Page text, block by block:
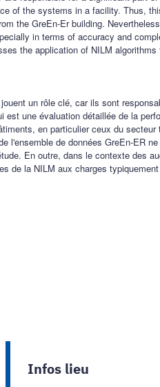
of the systems in a facility. Thus,
the GreEn-Er building.
in terms of accuracy and
the application of NILM
un rôle clé, car ils sont
une évaluation détaillée de la
en particulier ceux du
l'ensemble de données GreEn-ER
En outre, dans le contexte des
de la NILM aux charges
Infos lieu